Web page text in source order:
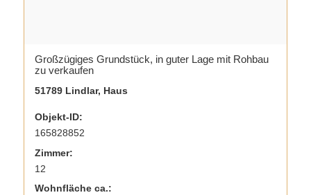
Großzügiges Grundstück, in guter Lage mit Rohbau
zu verkaufen
51789 Lindlar, Haus
Objekt-ID:
165828852
Zimmer:
12
Wohnfläche ca.: